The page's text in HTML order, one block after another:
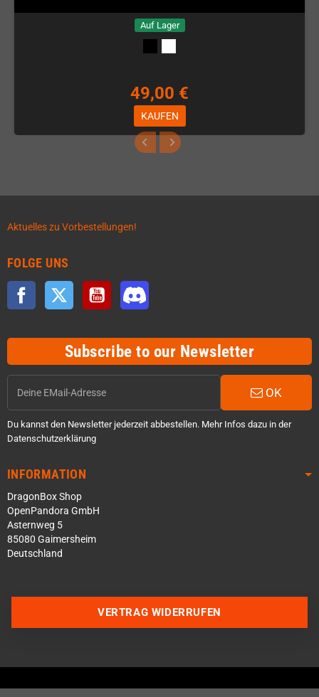
Auf Lager
49,00 €
KAUFEN
Aktuelles zu Vorbestellungen!
FOLGE UNS
Facebook Twitter YouTube
Subscribe to our Newsletter
OK
Du kannst den Newsletter jederzeit abbestellen. Mehr Infos dazu in der
Datenschutzerklärung
INFORMATION
DragonBox Shop
OpenPandora GmbH
Asternweg 5
85080 Gaimersheim
Deutschland
Über WhatsApp schreiben
VERTRAG WIDERRUFEN